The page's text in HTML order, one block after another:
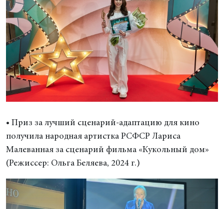
• Приз за лучший сценарий-адаптацию для кино
получила народная артистка РСФСР Лариса
Малеванная за сценарий фильма «Кукольный дом»
(Режиссер: Ольга Беляева, 2024 г.)